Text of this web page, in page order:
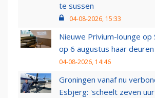
te sussen
04-08-2026, 15:33
Nieuwe Privium-lounge op
op 6 augustus haar deuren
04-08-2026, 14:46
Groningen vanaf nu
Esbjerg: 'scheelt zeven